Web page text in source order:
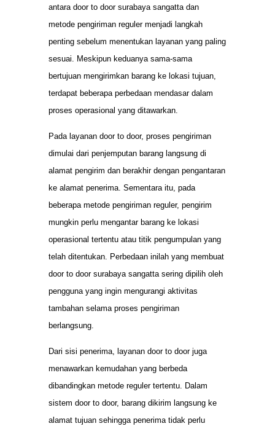
antara door to door surabaya sangatta dan
metode pengiriman reguler menjadi langkah
penting sebelum menentukan layanan yang paling
sesuai. Meskipun keduanya sama-sama
bertujuan mengirimkan barang ke lokasi tujuan,
terdapat beberapa perbedaan mendasar dalam
proses operasional yang ditawarkan.
Pada layanan door to door, proses pengiriman
dimulai dari penjemputan barang langsung di
alamat pengirim dan berakhir dengan pengantaran
ke alamat penerima. Sementara itu, pada
beberapa metode pengiriman reguler, pengirim
mungkin perlu mengantar barang ke lokasi
operasional tertentu atau titik pengumpulan yang
telah ditentukan. Perbedaan inilah yang membuat
door to door surabaya sangatta sering dipilih oleh
pengguna yang ingin mengurangi aktivitas
tambahan selama proses pengiriman
berlangsung.
Dari sisi penerima, layanan door to door juga
menawarkan kemudahan yang berbeda
dibandingkan metode reguler tertentu. Dalam
sistem door to door, barang dikirim langsung ke
alamat tujuan sehingga penerima tidak perlu